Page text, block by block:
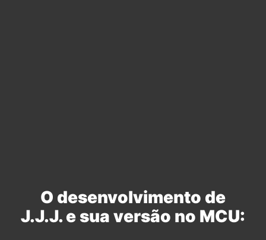
O desenvolvimento de
J.J.J. e sua versão no MCU: